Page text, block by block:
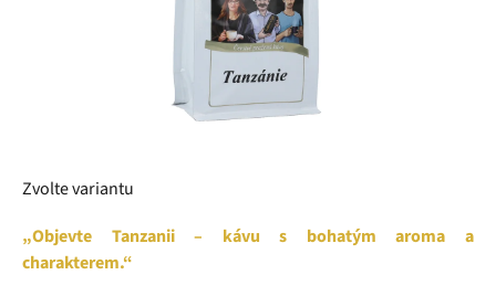
Zvolte variantu
„Objevte Tanzanii – kávu s bohatým aroma a
charakterem.“